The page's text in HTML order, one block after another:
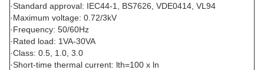
·Standard approval: IEC44-1, BS7626, VDE0414, VL94
·Maximum voltage: 0.72/3kV
·Frequency: 50/60Hz
·Rated load: 1VA-30VA
·Class: 0.5, 1.0, 3.0
·Short-time thermal current: lth=100 x ln